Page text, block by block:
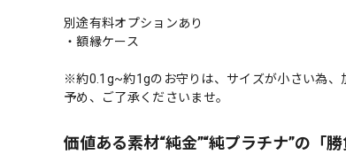
別途有料オプションあり
・額縁ケース
※約0.1g~約1gのお守りは、サイズが小さい為、
予め、ご了承くださいませ。
価値ある素材“純金”“純プラチナ”の「